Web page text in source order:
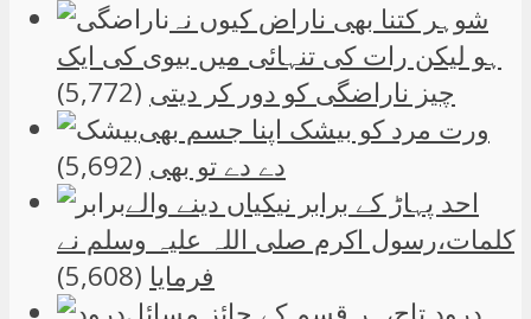
شوہر کتنا بھی ناراض کیوں نہ
ہو لیکن رات کی تنہائی میں بیوی کی ایک
چیز ناراضگی کو دور کر دیتی (5,772)
ورت مرد کو بیشک اپنا جسم بھی
دے دے تو بھی (5,692)
احد پہاڑ کے برابر نیکیاں دینے والے
کلمات،رسول اکرم صلی اللہ علیہ وسلم نے
فرمایا (5,608)